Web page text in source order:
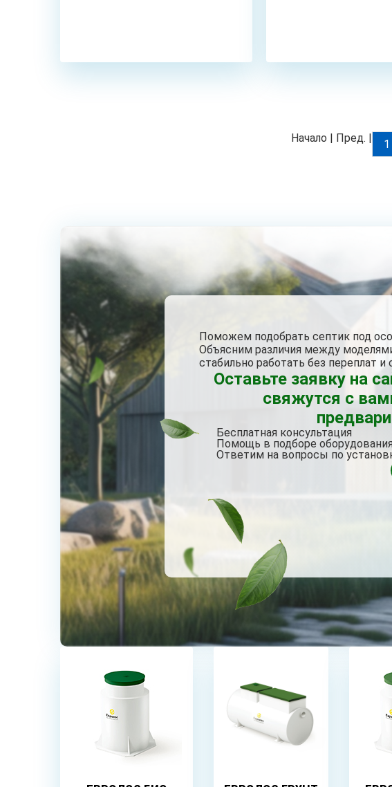
Начало | Пред. | 1
Поможем подобрать септик под
Объясним различия между
стабильно работать без переплат
Оставьте заявку на
свяжутся с
Бесплатная консультация
Помощь в подборе оборудования
Ответим на вопросы по